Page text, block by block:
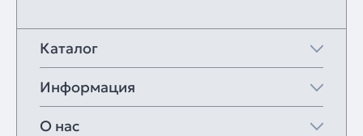
Каталог
Информация
О нас